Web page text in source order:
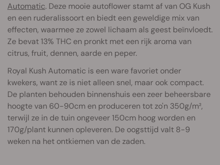
Automatic. Deze mooie autoflower stamt af van OG Kush
en een ruderalissoort en biedt een geweldige mix van
effecten, waarmee ze zowel lichaam als geest beïnvloedt.
Ze bevat 13% THC en pronkt met een rijk aroma van
citrus, fruit, dennen, aarde en peper.
Royal Kush Automatic is een ware favoriet onder
kwekers, want ze is niet alleen snel, maar ook compact.
De planten behouden binnenshuis een zeer beheersbare
hoogte van 60-90cm en produceren tot zo'n 350g/m²,
terwijl ze in de tuin ongeveer 150cm hoog worden en
170g/plant kunnen opleveren. De oogsttijd valt 8-9
weken na het ontkiemen van de zaden.